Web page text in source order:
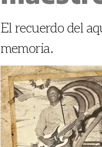
El recuerdo del
memoria.